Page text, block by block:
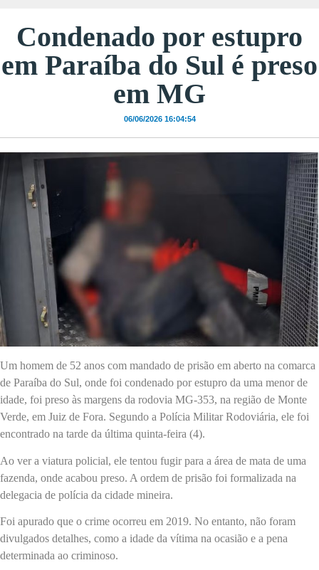
Condenado por estupro
em Paraíba do Sul é preso
em MG
06/06/2026 16:04:54
Um homem de 52 anos com mandado de prisão em aberto na comarca
de Paraíba do Sul, onde foi condenado por estupro da uma menor de
idade, foi preso às margens da rodovia MG-353, na região de Monte
Verde, em Juiz de Fora. Segundo a Polícia Militar Rodoviária, ele foi
encontrado na tarde da última quinta-feira (4).
Ao ver a viatura policial, ele tentou fugir para a área de mata de uma
fazenda, onde acabou preso. A ordem de prisão foi formalizada na
delegacia de polícia da cidade mineira.
Foi apurado que o crime ocorreu em 2019. No entanto, não foram
divulgados detalhes, como a idade da vítima na ocasião e a pena
determinada ao criminoso.